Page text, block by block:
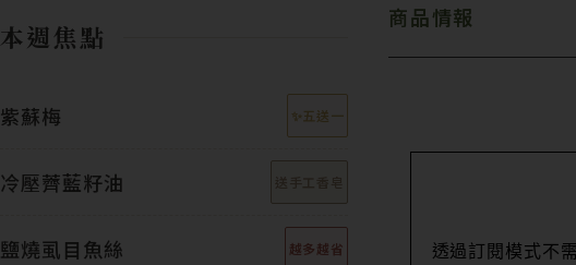
本週焦點
紫蘇梅 ✨五送一
冷壓薺藍籽油
鹽燒虱目魚絲 越多越省
商品情報
透過訂閱模式不